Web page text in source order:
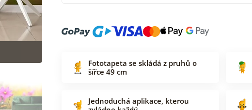
Fototapeta se skládá z pruhů o
šířce 49 cm
Jednoduchá aplikace, kterou